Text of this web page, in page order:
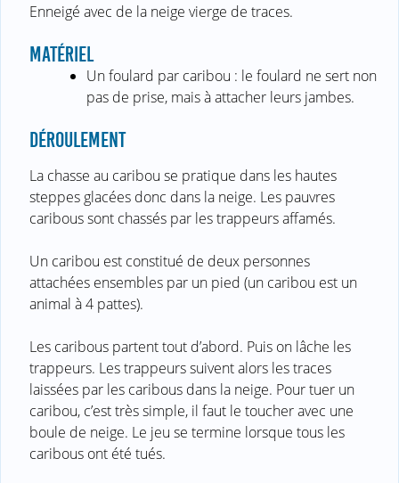
Enneigé avec de la neige vierge de traces.
MATÉRIEL
Un foulard par caribou : le foulard ne sert non
pas de prise, mais à attacher leurs jambes.
DÉROULEMENT
La chasse au caribou se pratique dans les hautes
steppes glacées donc dans la neige. Les pauvres
caribous sont chassés par les trappeurs affamés.
Un caribou est constitué de deux personnes
attachées ensembles par un pied (un caribou est un
animal à 4 pattes).
Les caribous partent tout d’abord. Puis on lâche les
trappeurs. Les trappeurs suivent alors les traces
laissées par les caribous dans la neige. Pour tuer un
caribou, c’est très simple, il faut le toucher avec une
boule de neige. Le jeu se termine lorsque tous les
caribous ont été tués.